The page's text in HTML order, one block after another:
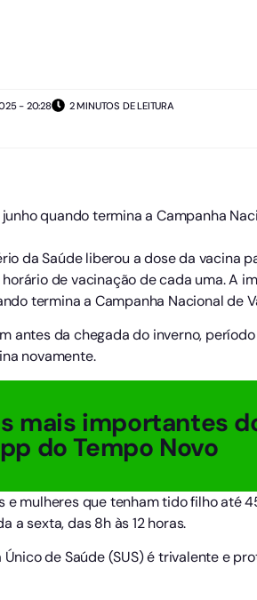
- 20:28 2 MINUTOS DE LEITURA
quando termina a Campanha
da Saúde liberou a dose da vacina
de vacinação de cada uma. A
termina a Campanha Nacional de
antes da chegada do inverno,
novamente.
mais importantes
do Tempo Novo
e mulheres que tenham tido filho até
a sexta, das 8h às 12 horas.
de Saúde (SUS) é trivalente e